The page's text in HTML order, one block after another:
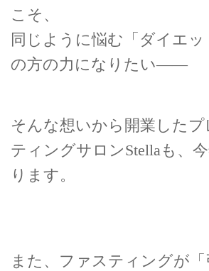
こそ、
同じように悩む「ダイエッ
の方の力になりたい——
そんな想いから開業した
ティングサロンStellaも、
ります。
また、ファスティングが